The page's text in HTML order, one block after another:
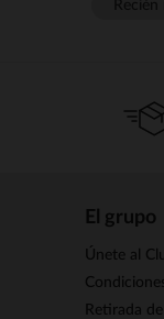
El grupo
Únete al
Retirada